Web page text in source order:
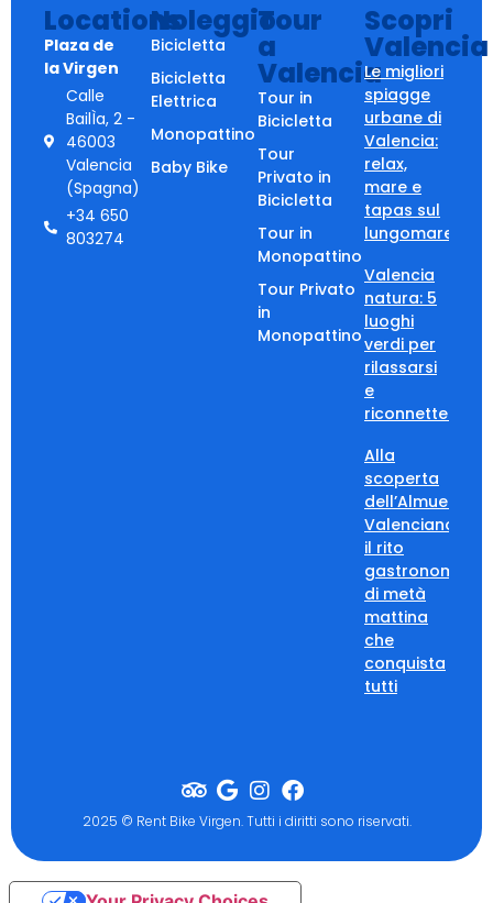
Locations
Plaza de
la Virgen
Calle
BailÌa, 2 -
46003
Valencia
(Spagna)
+34 650
803274
Noleggio
Bicicletta
Bicicletta
Elettrica
Monopattino
Baby Bike
Tour
a
Valencia
Tour in
Bicicletta
Tour
Privato in
Bicicletta
Tour in
Monopattino
Tour Privato
in
Monopattino
Scopri
Valencia
Le migliori
spiagge
urbane di
Valencia:
relax,
mare e
tapas sul
lungomare
Valencia
natura: 5
luoghi
verdi per
rilassarsi
e
riconnettersi
Alla
scoperta
dell’Almuerzo
Valenciano:
il rito
gastronomico
di metà
mattina
che
conquista
tutti
2025 © Rent Bike Virgen. Tutti i diritti sono riservati.